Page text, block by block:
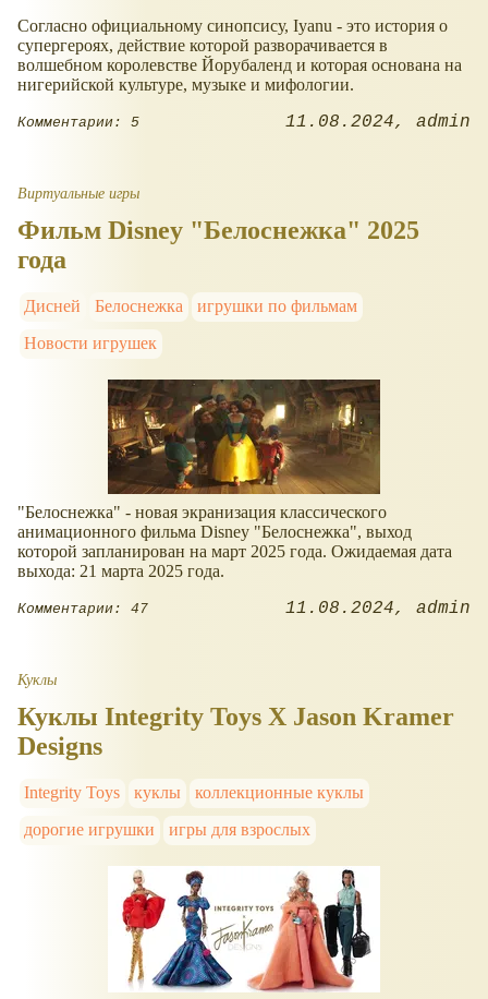
Согласно официальному синопсису, Iyanu - это история о
супергероях, действие которой разворачивается в
волшебном королевстве Йорубаленд и которая основана на
нигерийской культуре, музыке и мифологии.
Комментарии: 5 11.08.2024 admin
Виртуальные игры
Фильм Disney "Белоснежка" 2025
года
Дисней Белоснежка
игрушки по фильмам
Новости игрушек
"Белоснежка" - новая экранизация классического
анимационного фильма Disney "Белоснежка", выход
которой запланирован на март 2025 года. Ожидаемая дата
выхода: 21 марта 2025 года.
Комментарии: 47 11.08.2024 admin
Куклы
Куклы Integrity Toys X Jason Kramer
Designs
Integrity Toys куклы
коллекционные куклы
дорогие игрушки
игры для взрослых